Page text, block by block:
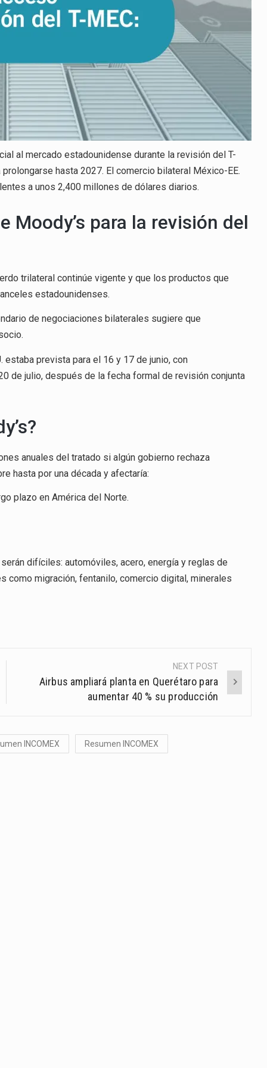
al mercado estadounidense durante la revisión del T-
hasta 2027. El comercio bilateral México-EE.
a unos 2,400 millones de dólares diarios.
Moody’s para la revisión del
trilateral continúe vigente y que los productos que
estadounidenses.
de negociaciones bilaterales sugiere que
estaba prevista para el 16 y 17 de junio, con
de julio, después de la fecha formal de revisión conjunta
anuales del tratado si algún gobierno rechaza
hasta por una década y afectaría:
plazo en América del Norte.
difíciles: automóviles, acero, energía y reglas de
como migración, fentanilo, comercio digital, minerales
NEXT POST
Airbus ampliará planta en Querétaro para
aumentar 40 % su producción
INCOMEX Resumen INCOMEX